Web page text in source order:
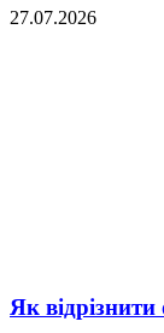
27.07.2026
Як відрізнити